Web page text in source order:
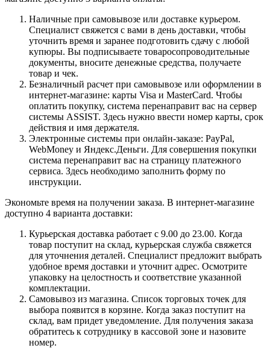
Наличные при самовывозе или доставке курьером.
Специалист свяжется с вами в день доставки, чтобы
уточнить время и заранее подготовить сдачу с любой
купюры. Вы подписываете товаросопроводительные
документы, вносите денежные средства, получаете
товар и чек.
Безналичный расчет при самовывозе или оформлении в
интернет-магазине: карты Visa и MasterCard. Чтобы
оплатить покупку, система перенаправит вас на сервер
системы ASSIST. Здесь нужно ввести номер карты, срок
действия и имя держателя.
Электронные системы при онлайн-заказе: PayPal,
WebMoney и Яндекс.Деньги. Для совершения покупки
система перенаправит вас на страницу платежного
сервиса. Здесь необходимо заполнить форму по
инструкции.
Экономьте время на получении заказа. В интернет-магазине
доступно 4 варианта доставки:
Курьерская доставка работает с 9.00 до 23.00. Когда
товар поступит на склад, курьерская служба свяжется
для уточнения деталей. Специалист предложит выбрать
удобное время доставки и уточнит адрес. Осмотрите
упаковку на целостность и соответствие указанной
комплектации.
Самовывоз из магазина. Список торговых точек для
выбора появится в корзине. Когда заказ поступит на
склад, вам придет уведомление. Для получения заказа
обратитесь к сотруднику в кассовой зоне и назовите
номер.